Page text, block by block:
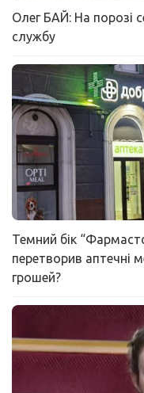
Олег БАЙ: На порозі
службу
Темний бік
перетворив аптечні
грошей?